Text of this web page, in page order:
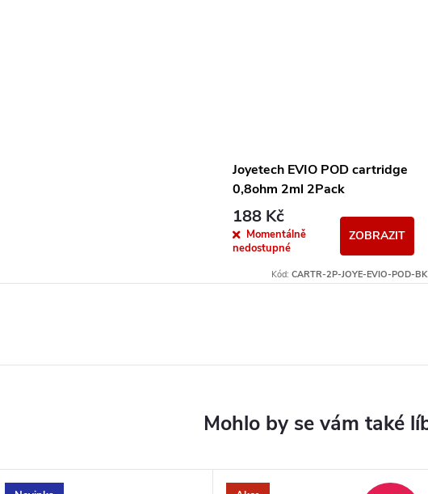
Joyetech EVIO POD cartridge
0,8ohm 2ml 2Pack
188 Kč
Momentálně
nedostupné
ZOBRAZIT
Kód: CARTR-2P-JOYE-EVIO-POD-BK